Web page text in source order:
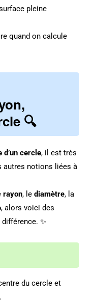
pleine
quand on calcule
🔍
d’un cercle, il est très
autres notions liées à
rayon, le diamètre, la
, alors voici des
✨
du cercle et